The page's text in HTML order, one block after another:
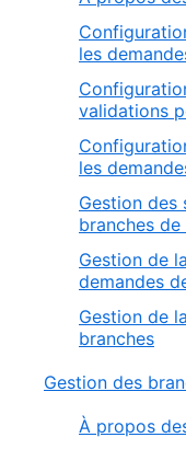
les
validations
les
Gestion des
branches
Gestion de
demandes
Gestion de
branches
Gestion des
À propos